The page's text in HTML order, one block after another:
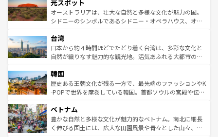
しみながら、その多様性と豊かな歴史を感じることができ
るだろう。車でのロードトリップや列車の旅も、アメリカ
情報は
おすすめ。エメラルドグリーンに輝く海をはじめ、豊かな
文化や歴史が息づいている。「アロハスピリット」と呼ば
人々、おいしいローカルフードやハワイアンミュージッ
ク、伝統的なフラダンスなど、すべてがハワイの魅力を彩
っている。訪れるたびに新しい発見と感動が待っているハ
はコンテンツ一覧
光スポット
オーストラリアは、壮大な自然と多様な文化が魅力の国。
シドニーのシンボルであるシドニー・オペラハウス、オー
リアリーフや大陸中央部にそびえるウルル（エアーズロッ
ク）、タスマニアの美しい原生林やケアンズの熱帯雨林な
ど、見どころがたくさん。また、カフェやワイン、オージ
いる。アクティビティも充実しており、サーフィンやダイ
ビング、ハイキングなど、アウトドア好きにはたまらな
い。オーストラリアの多彩な魅力を存分に味わいつくそ
参照してほしい。
台湾
日本から約４時間ほどでたどり着く台湾は、多彩な文化と
自然が織りなす魅力的な観光地。活気あふれる大都市の台
ン）、静ひつな山岳地帯である台湾東部など、都市の喧騒
と山間の静けさが共存しており、訪れる人に新しい発見と
驚きをもたらしてくれる。また、奥深い台湾の食文化も魅
容にもいいと評判のスイーツなど、バラエティ豊かな料理
が味わえる。 なお、新着の台湾情報は コンテンツ一覧を参
照してほしい。
韓国
歴史ある王朝文化が残る一方で、最先端のファッションやK
-POPで世界を席巻している韓国。首都ソウルの宮殿や伝統
き、地方に足を延ばせば四季折々の自然美を楽しむことが
できる。そして、キムチや焼肉、絶品のストリートフード
まで、さまざまな韓国料理が待っている。夜には、韓国な
ベトナム
豊かな自然と多様な文化が魅力的なベトナム。南北に細長
く伸びる国土には、広大な田園風景や青々とした山々、世